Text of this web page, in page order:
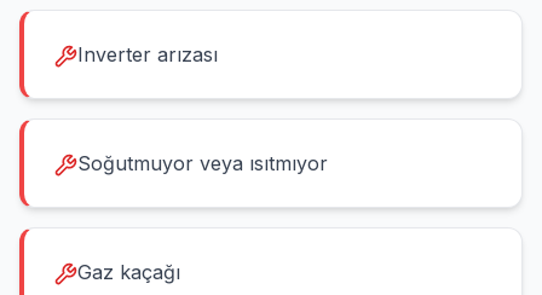
Inverter arızası
Soğutmuyor veya ısıtmıyor
Gaz kaçağı